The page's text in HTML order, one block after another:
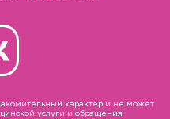
характер и не может
услуги и обращения